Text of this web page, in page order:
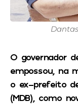
O governador
empossou, na
o ex-prefeito
(MDB), como